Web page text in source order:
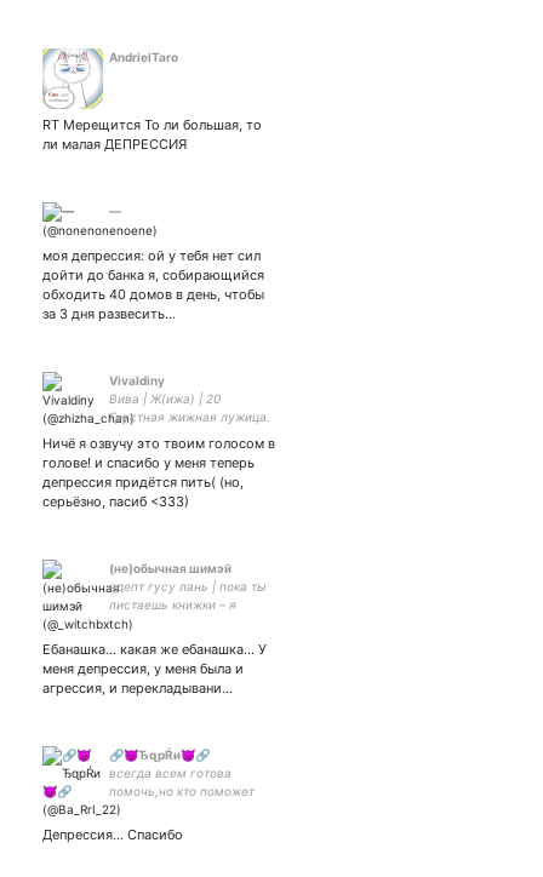
AndrielTaro
RT Мерещится То ли большая, то
ли малая ДЕПРЕССИЯ
—
моя депрессия: ой у тебя нет сил
дойти до банка я, собирающийся
обходить 40 домов в день, чтобы
за 3 дня развесить…
Vivaldiny
Вива | Ж(ижа) | 20
Грустная жижная лужица.
офигительные истории.
(осторожно, здесь буллят
французский)
Ничё я озвучу это твоим голосом в
голове! и спасибо у меня теперь
депрессия придётся пить( (но,
серьёзно, пасиб <333)
(не)обычная шимэй
адепт гусу лань | пока ты
листаешь книжки – я
листаю китайские бл-
маминых денег,
незадачливая дндшница,
divination witch ✌🏻
Ебанашка... какая же ебанашка... У
меня депрессия, у меня была и
агрессия, и перекладывани…
🔗😈ЂɋрŔи😈🔗
всегда всем готова
помочь,но кто поможет
мне ?
Взаимная,подписываетесь
Депрессия... Спасибо